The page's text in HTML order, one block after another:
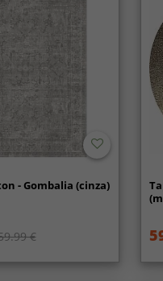
- Gombalia (cinza)
€